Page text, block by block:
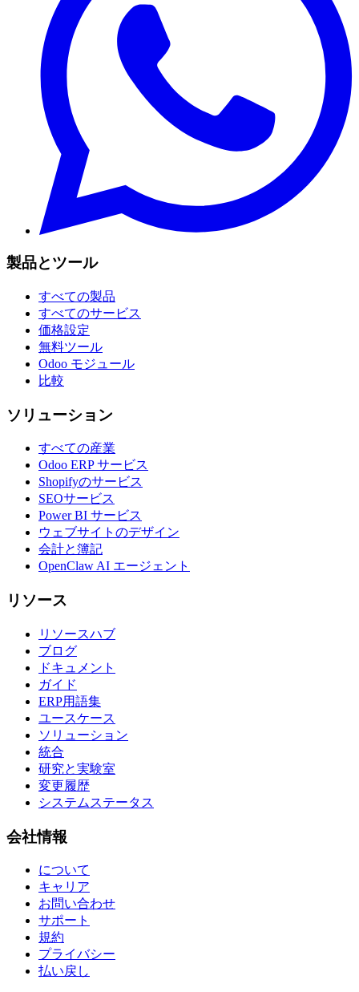
製品とツール
すべての製品
すべてのサービス
価格設定
無料ツール
Odoo モジュール
比較
ソリューション
すべての産業
Odoo ERP サービス
Shopifyのサービス
SEOサービス
Power BI サービス
ウェブサイトのデザイン
会計と簿記
OpenClaw AI エージェント
リソース
リソースハブ
ブログ
ドキュメント
ガイド
ERP用語集
ユースケース
ソリューション
統合
研究と実験室
変更履歴
システムステータス
会社情報
について
キャリア
お問い合わせ
サポート
規約
プライバシー
払い戻し